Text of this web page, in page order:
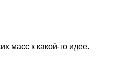
масс к какой-то идее.